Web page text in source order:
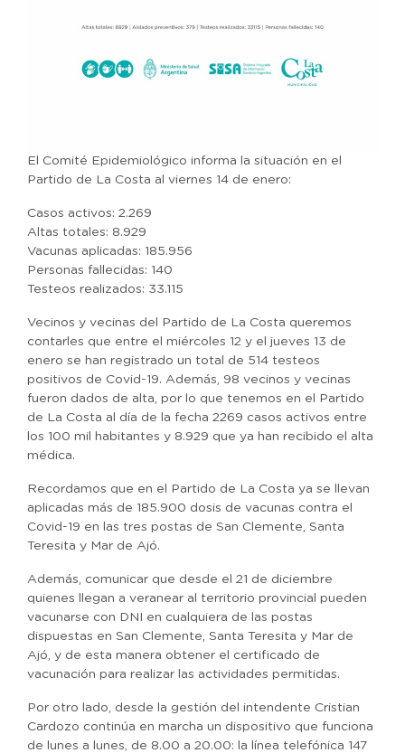
El Comité Epidemiológico informa la situación en el
Partido de La Costa al viernes 14 de enero:
Casos activos: 2.269
Altas totales: 8.929
Vacunas aplicadas: 185.956
Personas fallecidas: 140
Testeos realizados: 33.115
Vecinos y vecinas del Partido de La Costa queremos
contarles que entre el miércoles 12 y el jueves 13 de
enero se han registrado un total de 514 testeos
positivos de Covid-19. Además, 98 vecinos y vecinas
fueron dados de alta, por lo que tenemos en el Partido
de La Costa al día de la fecha 2269 casos activos entre
los 100 mil habitantes y 8.929 que ya han recibido el alta
médica.
Recordamos que en el Partido de La Costa ya se llevan
aplicadas más de 185.900 dosis de vacunas contra el
Covid-19 en las tres postas de San Clemente, Santa
Teresita y Mar de Ajó.
Además, comunicar que desde el 21 de diciembre
quienes llegan a veranear al territorio provincial pueden
vacunarse con DNI en cualquiera de las postas
dispuestas en San Clemente, Santa Teresita y Mar de
Ajó, y de esta manera obtener el certificado de
vacunación para realizar las actividades permitidas.
Por otro lado, desde la gestión del intendente Cristian
Cardozo continúa en marcha un dispositivo que funciona
de lunes a lunes, de 8.00 a 20.00: la línea telefónica 147